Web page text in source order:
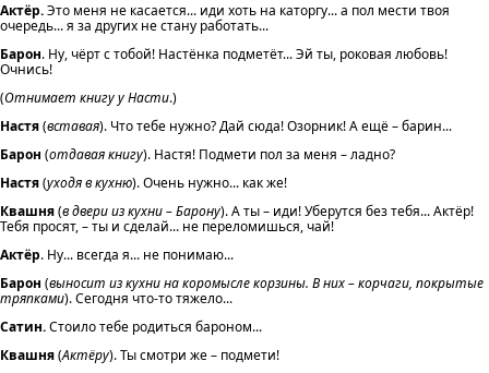
Актёр.Это меня не касается... иди хоть на каторгу... а пол мести твоя
очередь... я за других не стану работать...
Барон. Ну, чёрт с тобой! Настёнка подметёт... Эй ты, роковая любовь!
Очнись!
(Отнимает книгу у Насти.)
Настя(вставая). Что тебе нужно? Дай сюда! Озорник! А ещё – барин...
Барон (отдавая книгу). Настя! Подмети пол за меня – ладно?
Настя(уходя в кухню). Очень нужно... как же!
Квашня(в двери из кухни – Барону). А ты – иди! Уберутся без тебя... Актёр!
Тебя просят, – ты и сделай... не переломишься, чай!
Актёр. Ну... всегда я... не понимаю...
Барон (выносит из кухни на коромысле корзины. В них – корчаги, покрытые
тряпками). Сегодня что-то тяжело...
Сатин.Стоило тебе родиться бароном...
Квашня(Актёру). Ты смотри же – подмети!